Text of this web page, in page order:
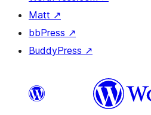
Matt ↗
bbPress ↗
BuddyPress ↗